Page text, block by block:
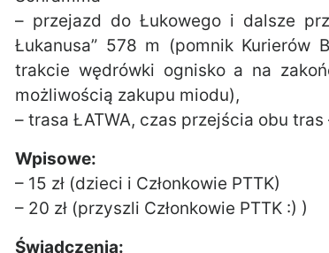
– przejazd do Łukowego i dalsze
Łukanusa” 578 m (pomnik Kurierów
trakcie wędrówki ognisko a na
możliwością zakupu miodu),
– trasa ŁATWA, czas przejścia obu
Wpisowe:
– 15 zł (dzieci i Członkowie PTTK)
– 20 zł (przyszli Członkowie PTTK :) )
Świadczenia: